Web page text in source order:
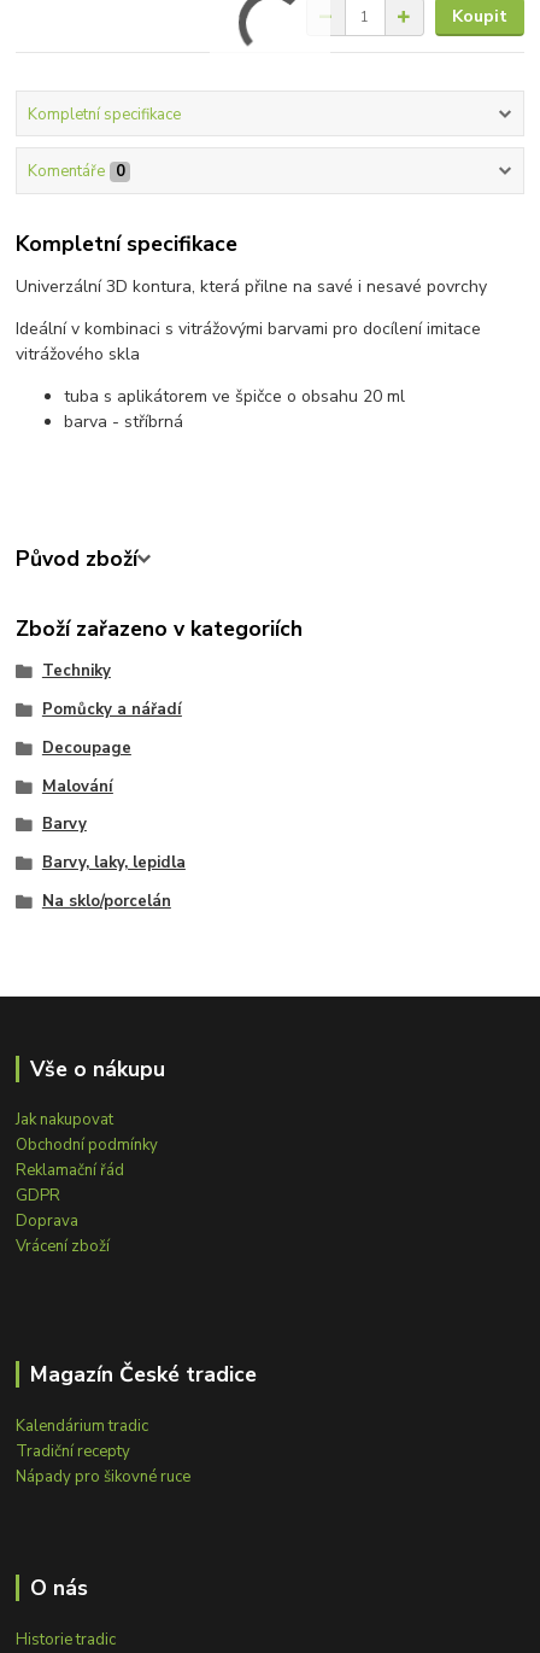
Koupit
Kompletní specifikace
Komentáře 0
Kompletní specifikace
Univerzální 3D kontura, která přilne na savé i nesavé povrchy
Ideální v kombinaci s vitrážovými barvami pro docílení imitace
vitrážového skla
tuba s aplikátorem ve špičce o obsahu 20 ml
barva - stříbrná
Původ zboží
Zboží zařazeno v kategoriích
Techniky
Pomůcky a nářadí
Decoupage
Malování
Barvy
Barvy, laky, lepidla
Na sklo/porcelán
Vše o nákupu
Jak nakupovat
Obchodní podmínky
Reklamační řád
GDPR
Doprava
Vrácení zboží
Magazín České tradice
Kalendárium tradic
Tradiční recepty
Nápady pro šikovné ruce
O nás
Historie tradic